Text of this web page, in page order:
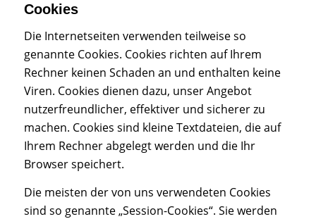
Cookies
Die Internetseiten verwenden teilweise so
genannte Cookies. Cookies richten auf Ihrem
Rechner keinen Schaden an und enthalten keine
Viren. Cookies dienen dazu, unser Angebot
nutzerfreundlicher, effektiver und sicherer zu
machen. Cookies sind kleine Textdateien, die auf
Ihrem Rechner abgelegt werden und die Ihr
Browser speichert.
Die meisten der von uns verwendeten Cookies
sind so genannte „Session-Cookies“. Sie werden